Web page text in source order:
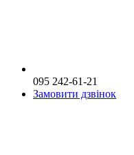
095 242-61-21
Замовити дзвінок